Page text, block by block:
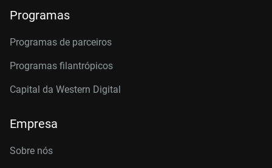
Programas
Programas de parceiros
Programas filantrópicos
Capital da Western Digital
Empresa
Sobre nós